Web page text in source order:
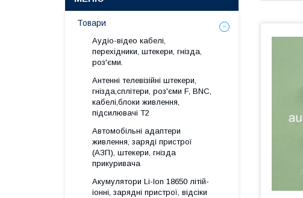
Товари
Аудіо-відео кабелі,
перехідники, штекери, гнізда,
роз'єми.
Антенні телевізійні штекери,
гнізда,сплітери, роз'єми F, BNC,
кабелі,блоки живлення,
підсилювачі Т2
Автомобільні адаптери
живлення, заряді пристрої
(АЗП), штекери, гнізда
прикуривача
Акумулятори Li-Ion 18650 літій-
іонні, зарядні пристрої, відсіки